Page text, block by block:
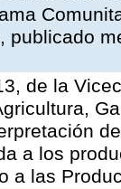
publicado
de la
a los
a las